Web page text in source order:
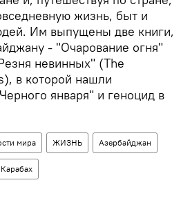
жизнь, быт и
Им выпущены две книги,
- "Очарование огня"
невинных" (The
в которой нашли
января" и геноцид в
мира ЖИЗНЬ Азербайджан
Карабах